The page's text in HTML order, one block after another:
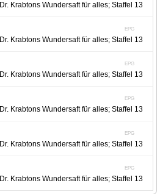
Dr. Krabtons Wundersaft für alles; Staffel 13,
EPG
Dr. Krabtons Wundersaft für alles; Staffel 13,
EPG
Dr. Krabtons Wundersaft für alles; Staffel 13,
EPG
Dr. Krabtons Wundersaft für alles; Staffel 13,
EPG
Dr. Krabtons Wundersaft für alles; Staffel 13,
EPG
Dr. Krabtons Wundersaft für alles; Staffel 13,